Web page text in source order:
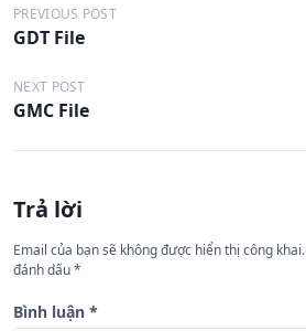
Đ
i
ề
u
h
ớ
n
g
b
PREVIOUS POST
GDT File
NEXT POST
GMC File
Trả lời
Email của bạn sẽ không được hiển thị công khai.
đánh dấu*
Bình luận *